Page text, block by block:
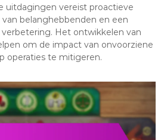
uitdagingen vereist proactieve
belanghebbenden en een
Het ontwikkelen van
om de impact van onvoorziene
operaties te mitigeren.